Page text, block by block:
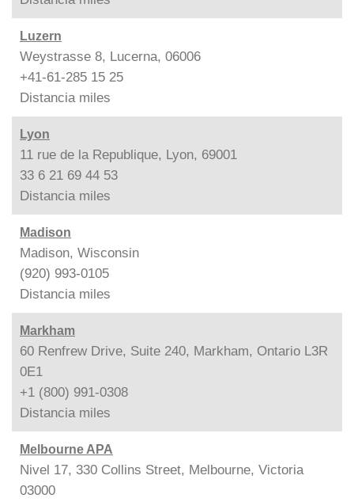
Luzern
Weystrasse 8, Lucerna, 06006
+41-61-285 15 25
Distancia miles
Lyon
11 rue de la Republique, Lyon, 69001
33 6 21 69 44 53
Distancia miles
Madison
Madison, Wisconsin
(920) 993-0105
Distancia miles
Markham
60 Renfrew Drive, Suite 240, Markham, Ontario L3R
0E1
+1 (800) 991-0308
Distancia miles
Melbourne APA
Nivel 17, 330 Collins Street, Melbourne, Victoria
03000